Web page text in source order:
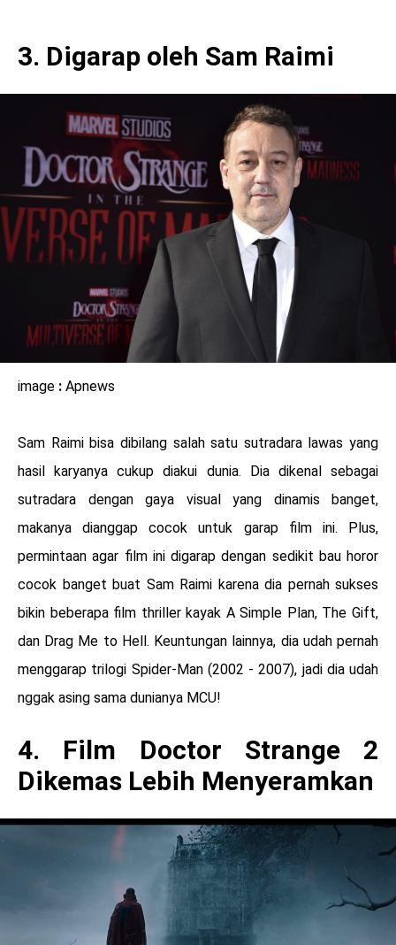
3. Digarap oleh Sam Raimi
image : Apnews
Sam Raimi bisa dibilang salah satu sutradara lawas yang
hasil karyanya cukup diakui dunia. Dia dikenal sebagai
sutradara dengan gaya visual yang dinamis banget,
makanya dianggap cocok untuk garap film ini. Plus,
permintaan agar film ini digarap dengan sedikit bau horor
cocok banget buat Sam Raimi karena dia pernah sukses
bikin beberapa film thriller kayak A Simple Plan, The Gift,
dan Drag Me to Hell. Keuntungan lainnya, dia udah pernah
menggarap trilogi Spider-Man (2002 - 2007), jadi dia udah
nggak asing sama dunianya MCU!
4. Film Doctor Strange 2
Dikemas Lebih Menyeramkan